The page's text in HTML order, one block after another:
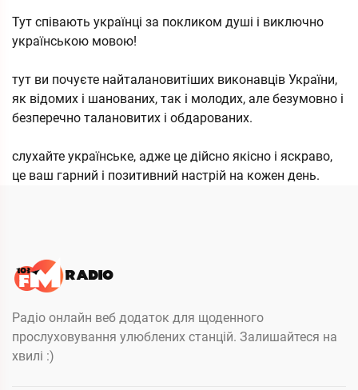
Тут співають українці за покликом душі і виключно
українською мовою!
тут ви почуєте найталановитіших виконавців України,
як відомих і шанованих, так і молодих, але безумовно і
безперечно талановитих і обдарованих.
слухайте українське, адже це дійсно якісно і яскраво,
це ваш гарний і позитивний настрій на кожен день.
Радіо онлайн веб додаток для щоденного
прослуховування улюблених станцій. Залишайтеся на
хвилі :)